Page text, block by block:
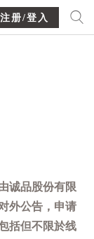
注册/登入
诚品股份有限
外公告，申请
括但不限於线